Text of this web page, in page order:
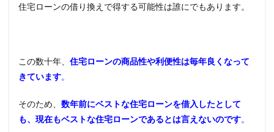
変更
2.3
リッ
手数
料
住宅ローンの借り換えで得する可能性は誰にでもあります。
この数十年、 住宅ローンの商品性や利便性は毎年良くなって
きています。
そのため、 数年前にベストな住宅ローンを借入したとして
も、現在もベストな住宅ローンであるとは言えないのです。